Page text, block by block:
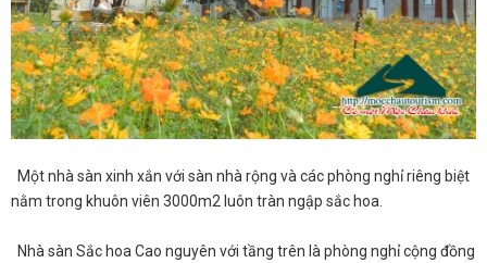
Một nhà sàn xinh xắn với sàn nhà rộng và các phòng nghỉ riêng biệt
nằm trong khuôn viên 3000m2 luôn tràn ngập sắc hoa.
Nhà sàn Sắc hoa Cao nguyên với tầng trên là phòng nghỉ cộng đồng